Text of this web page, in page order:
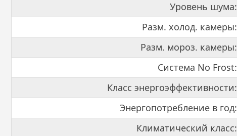
Уровень шума:
Разм. холод. камеры:
Разм. мороз. камеры:
Система No Frost:
Класс энергоэффективности:
Энергопотребление в год:
Климатический класс: